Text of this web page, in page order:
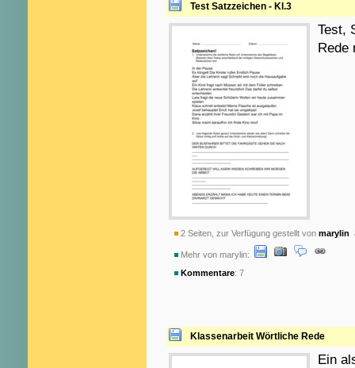
Test Satzzeichen - Kl.3
Test,
Rede
2 Seiten, zur Verfügung gestellt von marylin
Mehr von marylin:
Kommentare: 7
Klassenarbeit Wörtliche Rede
Ein